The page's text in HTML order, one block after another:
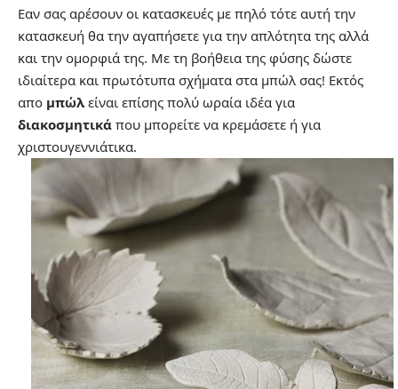
Εαν σας αρέσουν οι κατασκευές με πηλό τότε αυτή την
κατασκευή θα την αγαπήσετε για την απλότητα της αλλά
και την ομορφιά της. Με τη βοήθεια της φύσης δώστε
ιδιαίτερα και πρωτότυπα σχήματα στα μπώλ σας! Εκτός
απο μπώλείναι επίσης πολύ ωραία ιδέα για
διακοσμητικά που μπορείτε να κρεμάσετε ή για
χριστουγεννιάτικα.